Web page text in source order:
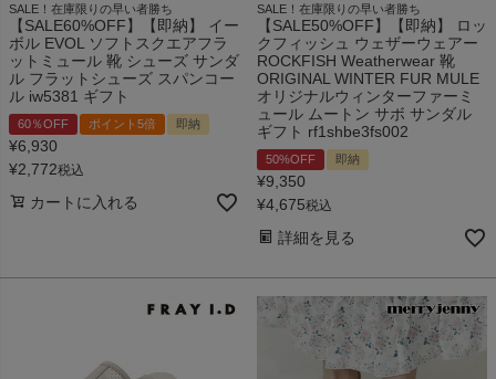
SALE！在庫限りの早い者勝ち
【SALE60%OFF】【即納】 イー
ボル EVOL ソフトスクエアフラ
ットミュール 靴 シューズ サンダ
ル フラットシューズ スパンコー
ル iw5381 ギフト
60％OFF ポイント5倍 即納
¥6,930
¥2,772税込
カートに入れる
SALE！在庫限りの早い者勝ち
【SALE50%OFF】【即納】 ロッ
クフィッシュ ウェザーウェアー
ROCKFISH Weatherwear 靴
ORIGINAL WINTER FUR MULE
オリジナルウィンターファーミ
ュール ムートン サボ サンダル
ギフト rf1shbe3fs002
50%OFF 即納
¥9,350
¥4,675税込
詳細を見る